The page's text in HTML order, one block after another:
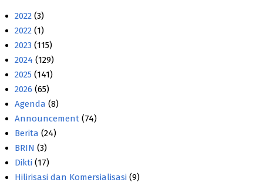
2022 (3)
2022 (1)
2023 (115)
2024 (129)
2025 (141)
2026 (65)
Agenda (8)
Announcement (74)
Berita (24)
BRIN (3)
Dikti (17)
Hilirisasi dan Komersialisasi (9)